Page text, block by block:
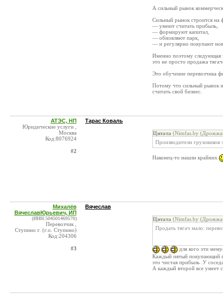
А сильный рынок
Сильный рынок строится на
— умеют считать прибыль,
— формируют капитал,
— обновляют парк,
— и регулярно покупают
Именно поэтому
это не просто продажа
Это обучение перевозчика
Потому что сильный рынок и
считать свой бизнес.
АТЭС, НП
Юридические услуги ,
Москва
Код:8076924
#2
Тарас Коваль
Цитата (Nimfas.by
Производители грузовиков
Наконец-то нашли крайних
Михалёв
ВячеславЮрьевич, ИП
(ИНН:504501469570)
Перевозчик ,
Ступино г. (г.о. Ступино)
Код:204306
#3
Вячеслав
Цитата (Nimfas.by
Продать тягач мало:
для кого эти
Каждый пятый покупающий
это чистая прибыль .У
А каждый второй все умеет